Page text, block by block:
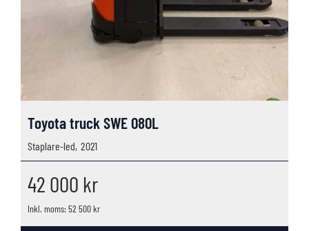
Toyota truck SWE 080L
Staplare-led, 2021
42 000 kr
Inkl. moms: 52 500 kr